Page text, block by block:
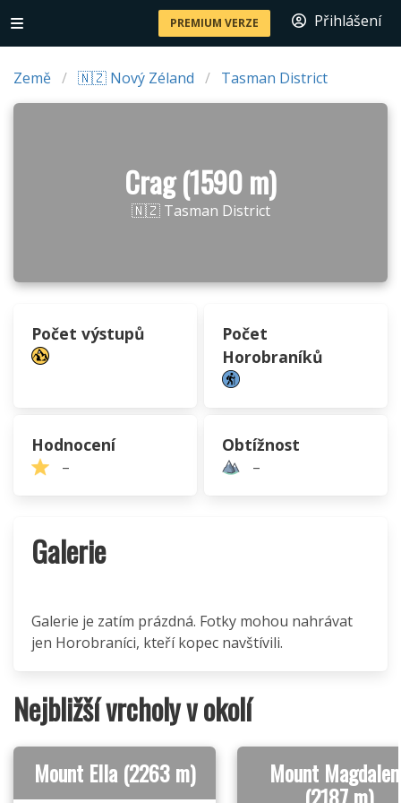
PREMIUM VERZE Přihlášení
Země 🇳🇿 Nový Zéland Tasman District
Crag (1590 m)
🇳🇿 Tasman District
Počet výstupů
Počet
Horobraníků
Hodnocení
–
Obtížnost
–
Galerie
Galerie je zatím prázdná. Fotky mohou nahrávat
jen Horobraníci, kteří kopec navštívili.
Nejbližší vrcholy v okolí
Mount Ella (2263 m) Mount